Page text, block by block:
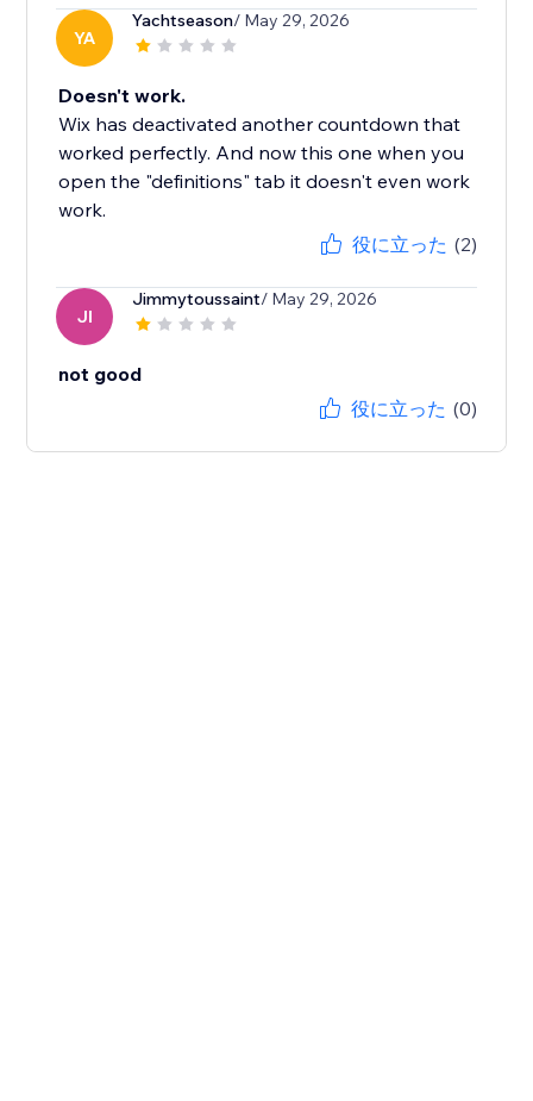
YA
Yachtseason/ May 29, 2026
Doesn't work.
Wix has deactivated another countdown that
worked perfectly. And now this one when you
open the "definitions" tab it doesn't even work
work.
役に立った (2)
JI
Jimmytoussaint/ May 29, 2026
not good
役に立った (0)